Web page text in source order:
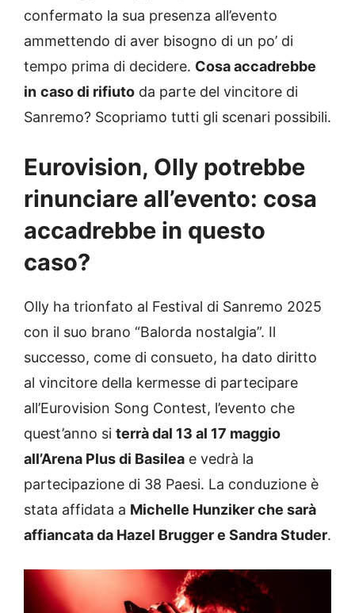
confermato la sua presenza all’evento
ammettendo di aver bisogno di un po’ di
tempo prima di decidere. Cosa accadrebbe
in caso di rifiuto da parte del vincitore di
Sanremo? Scopriamo tutti gli scenari possibili.
Eurovision, Olly potrebbe
rinunciare all’evento: cosa
accadrebbe in questo
caso?
Olly ha trionfato al Festival di Sanremo 2025
con il suo brano “Balorda nostalgia”. Il
successo, come di consueto, ha dato diritto
al vincitore della kermesse di partecipare
all’Eurovision Song Contest, l’evento che
quest’anno si terrà dal 13 al 17 maggio
all’Arena Plus di Basilea e vedrà la
partecipazione di 38 Paesi. La conduzione è
stata affidata a Michelle Hunziker che sarà
affiancata da Hazel Brugger e Sandra Studer.